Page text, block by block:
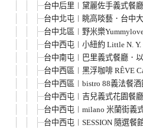
台中后里︱黛麗佐手義式餐
台中北屯︱眺高啖藝．台中
台中北區︱野米樂
台中西屯︱小紐約 Little N.
台中南屯︱巴里義式餐廳．
台中西區︱黑浮咖啡 RÊVE
台中西區︱bistro 88義法餐
台中西屯︱吉兒義式花園餐
台中西屯︱milano 米蘭街義
台中西屯︱SESSION 隨選